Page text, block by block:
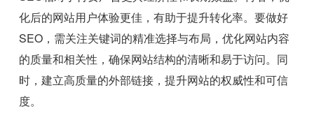
化后的网站用户体验更佳，有助于提升转化率。要做好
SEO，需关注关键词的精准选择与布局，优化网站内容
的质量和相关性，确保网站结构的清晰和易于访问。同
时，建立高质量的外部链接，提升网站的权威性和可信
度。